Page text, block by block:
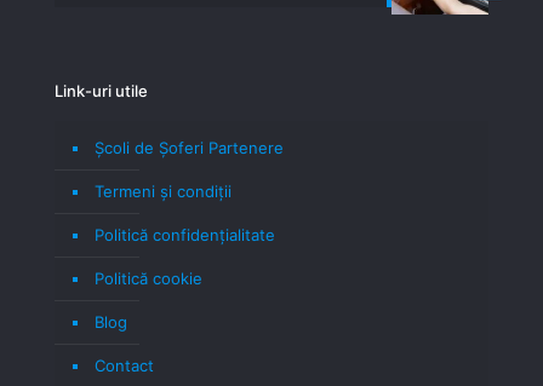
Link-uri utile
Școli de Șoferi Partenere
Termeni şi condiţii
Politică confidenţialitate
Politică cookie
Blog
Contact